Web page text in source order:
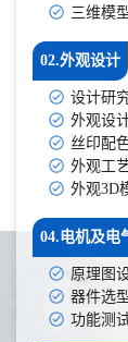
三维模
02.外观设计
设计研
外观设
丝印配
外观工
外观3D
04.电机及电
原理图
器件选
功能测